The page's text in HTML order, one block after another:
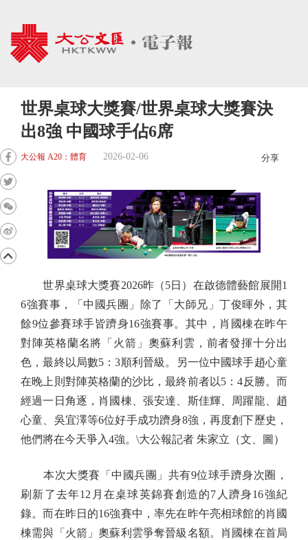
世界桌球大獎賽/世界桌球大獎賽決
出8強 中國球手佔6席
大公報 A20：體育 2026-02-06 分享
世界桌球大獎賽2026昨（5日）在啟德體藝館展開1
6強賽事，「中國兵團」除了「大師兄」丁俊暉外，其
餘9位參賽球手皆躋身16強賽事。其中，肖國棟在昨午
對陣英格蘭名將「火箭」奧蘇利雲，前者發揮十分出
色，最終以局數5：3順利晉級。另一位中國球手趙心童
在晚上則對陣英格蘭的沙比，最終前者以5：4反勝。而
經過一日角逐，肖國棟、張安達、斯佳輝、周躍龍、趙
心童、吳宜澤等6位好手成功躋身8強，再度創下歷史，
他們將在今天爭入4強。\大公報記者 朱家立（文、圖）
本次大獎賽「中國兵團」共有9位球手躋身次圈，
刷新了去年12月在桌球英錦賽創造的7人躋身16強紀
錄。而在昨日的16強賽中，率先在昨午亮相球館的肖國
棟需與「火箭」奧蘇利雲爭奪晉級名額。肖國棟在首局